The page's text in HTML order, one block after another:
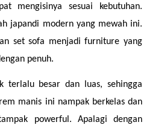
mengisinya sesuai kebutuhan.
japandi modern yang mewah ini.
set sofa menjadi furniture yang
penuh.
terlalu besar dan luas, sehingga
manis ini nampak berkelas dan
powerful. Apalagi dengan